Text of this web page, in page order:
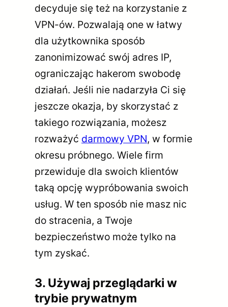
decyduje się też na korzystanie z
VPN-ów. Pozwalają one w łatwy
dla użytkownika sposób
zanonimizować swój adres IP,
ograniczając hakerom swobodę
działań. Jeśli nie nadarzyła Ci się
jeszcze okazja, by skorzystać z
takiego rozwiązania, możesz
rozważyć darmowy VPN, w formie
okresu próbnego. Wiele firm
przewiduje dla swoich klientów
taką opcję wypróbowania swoich
usług. W ten sposób nie masz nic
do stracenia, a Twoje
bezpieczeństwo może tylko na
tym zyskać.
3. Używaj przeglądarki w
trybie prywatnym